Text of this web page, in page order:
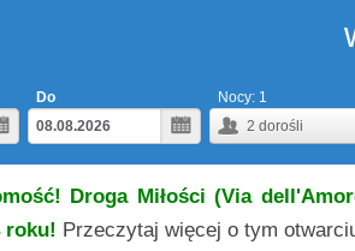
Do
2 dorośli
Nocy: 1
Droga Miłości (Via
roku! Przeczytaj więcej o tym